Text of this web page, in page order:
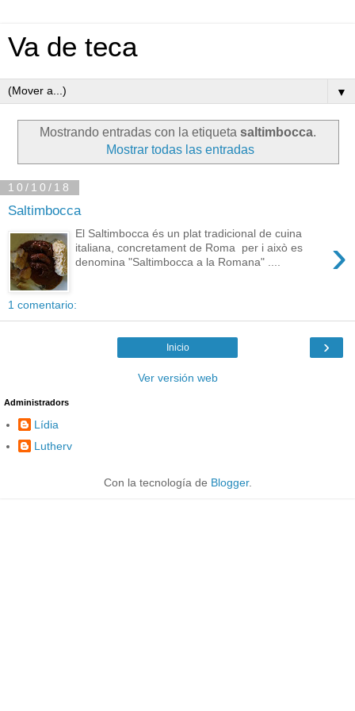
Va de teca
▼
Mostrando entradas con la etiqueta saltimbocca.
Mostrar todas las entradas
10/10/18
Saltimbocca
›
El Saltimbocca és un plat tradicional de cuina
italiana, concretament de Roma per i això es
denomina "Saltimbocca a la Romana" ....
1 comentario:
›
Inicio
Ver versión web
Administradors
Lídia
Lutherv
Con la tecnología de Blogger.